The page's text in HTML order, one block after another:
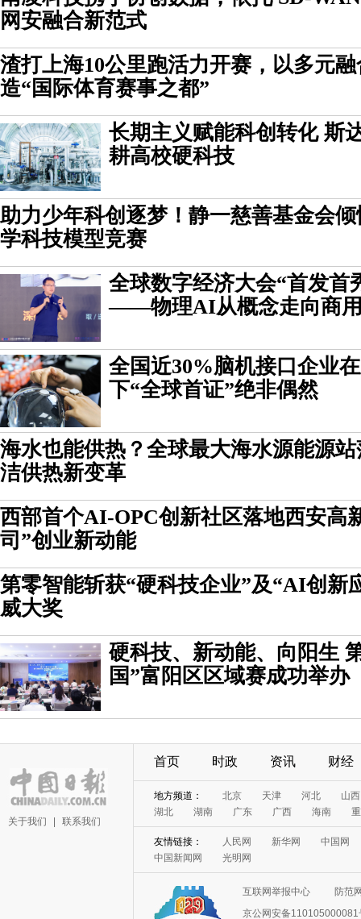
网安融合新范式
渣打上海10公里跑活力开赛，以多元
造“国际体育赛事之都”
长期主义赋能科创转化 斯
耕高校硬科技
助力少年科创逐梦！静一慈善基金会
学科技模型竞赛
全球数字经济大会“首发首
——物理AI从概念走向商
全国近30%脑机接口企业
下“全球首证”绝非偶然
海水也能供热？全球最大海水源能源
洁供热新变革
西部首个AI-OPC创新社区落地西安高
司”创业新动能
第零智能斩获“硬科技企业”及“AI创新
威大奖
硬科技、新动能、向阳生
国”富阳区区域赛成功举办
关于我们 联系我们
首页 时政 资讯 财经
地方频道： 北京 天津 河北
山西
湖北
湖南 广东 广西 海南
友情链接： 人民网 新华网
中国网
中国新闻网
光明网
互联网举报中心
防范
京公网安备110105000081